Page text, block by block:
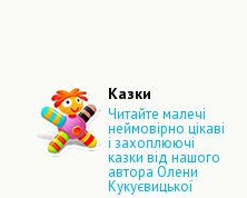
Казки
Читайте малечі
неймовірно цікаві
і захоплюючі
казки від нашого
автора Олени
Кукуєвицької